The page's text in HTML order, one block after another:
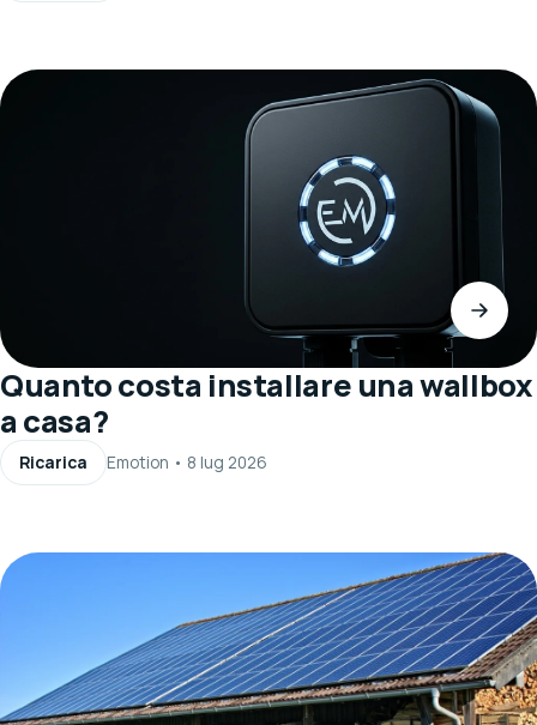
Quanto costa installare una wallbox
a casa?
Ricarica Emotion • 8 lug 2026